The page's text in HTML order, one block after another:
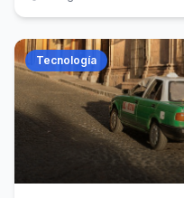
Tecnología